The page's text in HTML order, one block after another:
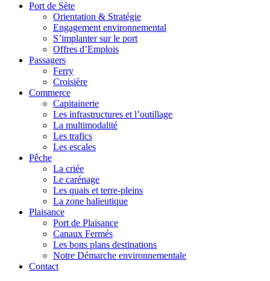
Port de Sète
Orientation & Stratégie
Engagement environnemental
S’implanter sur le port
Offres d’Emplois
Passagers
Ferry
Croisière
Commerce
Capitainerie
Les infrastructures et l’outillage
La multimodalité
Les trafics
Les escales
Pêche
La criée
Le carénage
Les quais et terre-pleins
La zone halieutique
Plaisance
Port de Plaisance
Canaux Fermés
Les bons plans destinations
Notre Démarche environnementale
Contact